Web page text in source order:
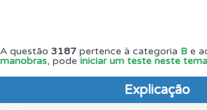
A questão 3187 pertence à categoria B e
manobras, pode iniciar um teste neste tema
Explicação